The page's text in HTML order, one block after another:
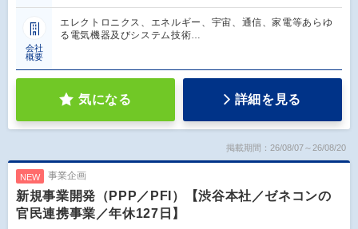
会社
概要
エレクトロニクス、エネルギー、宇宙、通信、家電等あらゆ
る電気機器及びシステム技術…
気になる 詳細を見る
掲載期間：26/08/07～26/08/20
NEW 事業企画
新規事業開発（PPP／PFI）【渋谷本社／ゼネコンの
官民連携事業／年休127日】